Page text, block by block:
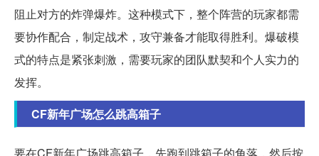
阻止对方的炸弹爆炸。这种模式下，整个阵营的玩家都需
要协作配合，制定战术，攻守兼备才能取得胜利。爆破模
式的特点是紧张刺激，需要玩家的团队默契和个人实力的
发挥。
CF新年广场怎么跳高箱子
要在CF新年广场跳高箱子，先跑到跳箱子的角落，然后按